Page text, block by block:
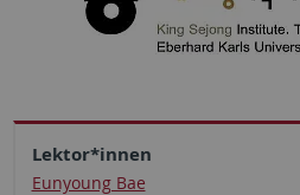
Lektor*innen
Eunyoung Bae